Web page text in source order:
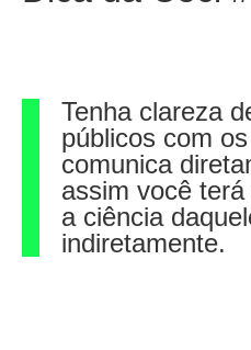
Tenha clareza
públicos com
comunica
assim você
a ciência
indiretamente.